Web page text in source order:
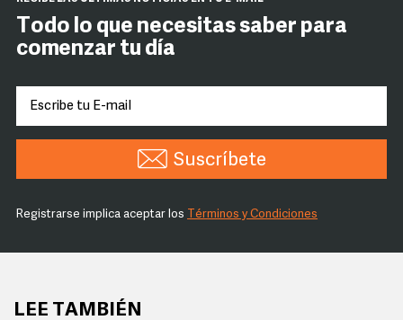
Todo lo que necesitas saber para
comenzar tu día
Suscríbete
Registrarse implica aceptar los Términos y Condiciones
LEE TAMBIÉN